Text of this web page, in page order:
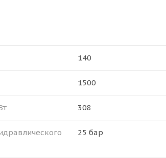
быть установлен как в однотрубную,
системах центрального
140
1500
308
25 бар